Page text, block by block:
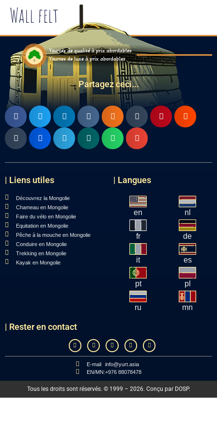
Wall felt
Yourtes de qualité à prix abordables
Yourtes de luxe à prix abordables
Partagez ceci...
| Liens utiles
Découvrez la Mongolie
Chameau en Mongolie
Faire du vélo en Mongolie
Equitation en Mongolie
Pêche à la mouche en Mongolie
Conduire en Mongolie
Trekking en Mongolie
Kayak en Mongolie
| Langues
en nl
fr de
it es
pt pl
ru mn
| Rester en contact
E-mail
EN/MN:
info@yurt.asia
+976 88078478
Tous les droits sont réservés. © 1999 – 2026. Conçu par DOSP.